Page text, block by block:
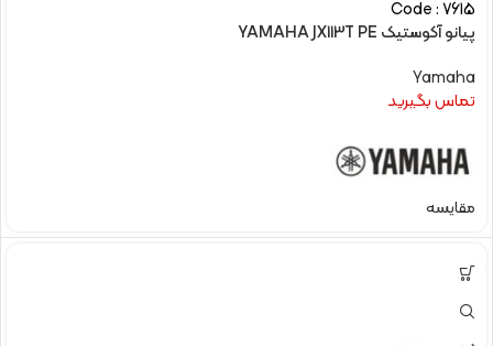
Code : 7615
پیانو آکوستیک YAMAHA JX113T PE
Yamaha
تماس بگیرید
مقایسه